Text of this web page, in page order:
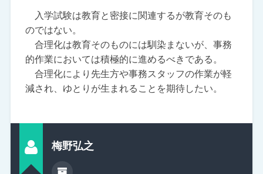
入学試験は教育と密接に関連するが教育そのも
のではない。
合理化は教育そのものには馴染まないが、事務
的作業においては積極的に進めるべきである。
合理化により先生方や事務スタッフの作業が軽
減され、ゆとりが生まれることを期待したい。
梅野弘之